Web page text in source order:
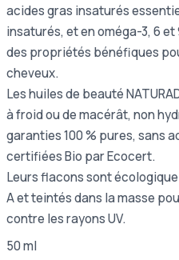
acides gras insaturés
insaturés, et en oméga-3, 6
des propriétés bénéfiques
cheveux.
Les huiles de beauté
à froid ou de macérât, non
garanties 100 % pures, sans
certifiées Bio par Ecocert.
Leurs flacons sont
A et teintés dans la masse
contre les rayons UV.
50 ml